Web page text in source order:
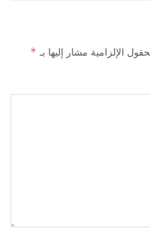
الإلزامية مشار إليها بـ*